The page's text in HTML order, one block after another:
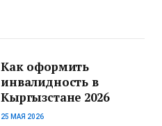
Как оформить
инвалидность в
Кыргызстане 2026
25 МАЯ 2026